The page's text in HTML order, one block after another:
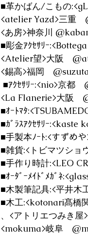
■革かばん/こもの
<atelier Yazd>三重　
<あ房>神奈川
■彫金ｱｸｾｻﾘｰ
<Atelier望>大阪　
<錫高>福岡　
■ｱｸｾｻﾘｰ:<nio>京都
<La Flanerie>大阪
■ｵｰﾄﾏﾀ
■ｶﾞﾗｽｱｸｾｻﾘｰ:<kaste
■手製本ﾉｰﾄ:<すずめ
■雑貨:<トビマツショ
■手作り時計:<LEO
■ｵｰﾀﾞｰﾒｲﾄﾞﾒｶﾞﾈ
■木製筆記具:<平井
■木工:<kotonari髙橋
、<アトリエつみき
<mokuma>岐阜　